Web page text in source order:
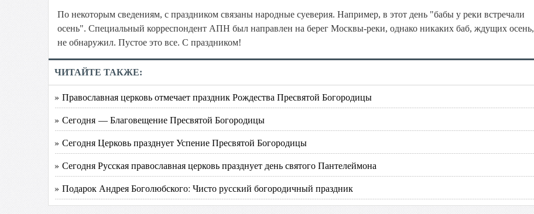
По некоторым сведениям, с праздником связаны народные суеверия. Например, в этот день "бабы у реки встречали
осень". Специальный корреспондент АПН был направлен на берег Москвы-реки, однако никаких баб, ждущих осень,
не обнаружил. Пустое это все. С праздником!
ЧИТАЙТЕ ТАКЖЕ:
» Православная церковь отмечает праздник Рождества Пресвятой Богородицы
» Сегодня — Благовещение Пресвятой Богородицы
» Сегодня Церковь празднует Успение Пресвятой Богородицы
» Сегодня Русская православная церковь празднует день святого Пантелеймона
» Подарок Андрея Боголюбского: Чисто русский богородичный праздник